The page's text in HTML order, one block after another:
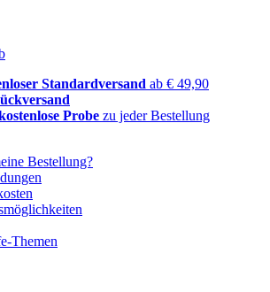
Standardversand ab € 49,90
Probe zu jeder Bestellung
Bestellung?
Themen